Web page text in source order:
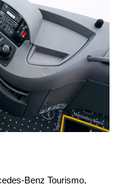
Benz Tourismo,